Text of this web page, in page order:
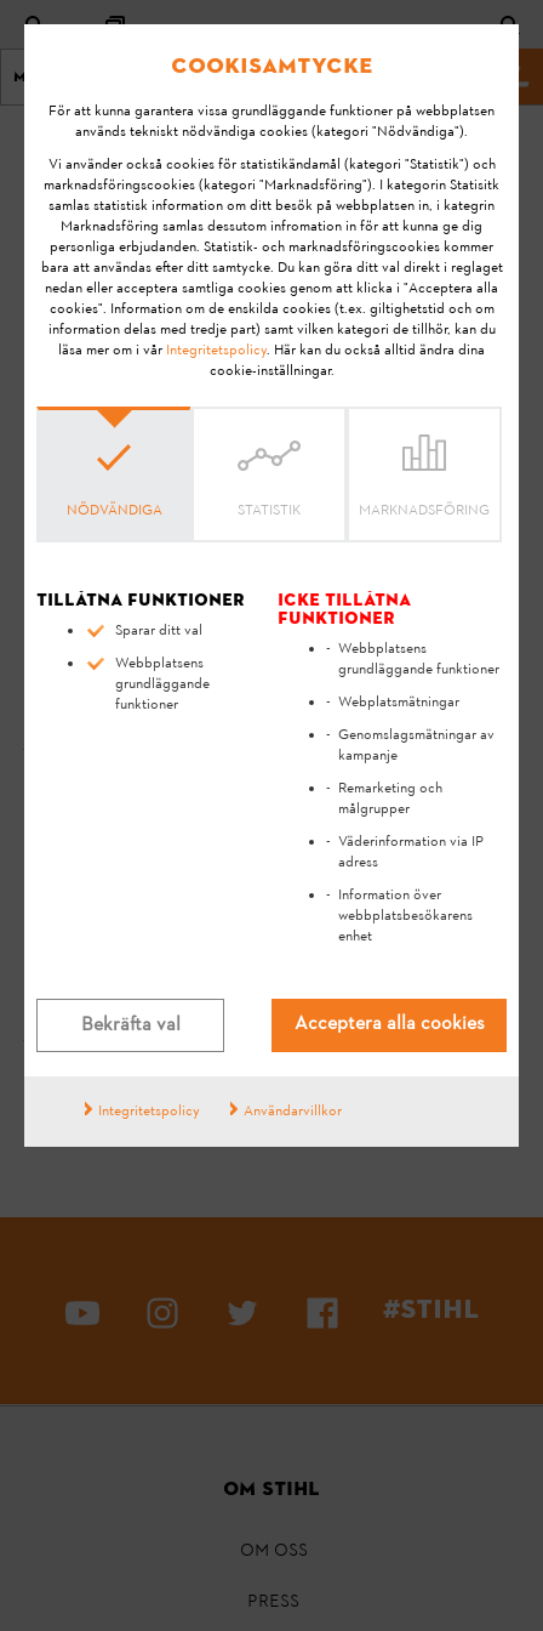
Meny Hemsida
iMOW®
Vanliga frågor om STIHL
iMOW® RMI
robotgräsklippare
Välj den iMOW®-modell som din fråga gäller eller
behöver du en manual?
STIHL iMOW® EVO
#STIHL
Om STIHL
OM OSS
PRESS
Cookisamtycke
För att kunna garantera vissa grundläggande funktioner på webbplatsen
används tekniskt nödvändiga cookies (kategori "Nödvändiga").
Vi använder också cookies för statistikändamål (kategori "Statistik") och
marknadsföringscookies (kategori "Marknadsföring"). I kategorin Statisitk
samlas statistisk information om ditt besök på webbplatsen in, i kategrin
Marknadsföring samlas dessutom infromation in för att kunna ge dig
personliga erbjudanden. Statistik- och marknadsföringscookies kommer
bara att användas efter ditt samtycke. Du kan göra ditt val direkt i reglaget
nedan eller acceptera samtliga cookies genom att klicka i "Acceptera alla
cookies". Information om de enskilda cookies (t.ex. giltighetstid och om
information delas med tredje part) samt vilken kategori de tillhör, kan du
läsa mer om i vår Integritetspolicy. Här kan du också alltid ändra dina
cookie-inställningar.
NÖDVÄNDIGA STATISTIK MARKNADSFÖRING
Tillåtna funktioner
Sparar ditt val
Webbplatsens
grundläggande
funktioner
Icke tillåtna
funktioner
Webbplatsens
grundläggande funktioner
Webplatsmätningar
Genomslagsmätningar av
kampanje
Remarketing och
målgrupper
Väderinformation via IP
adress
Information över
webbplatsbesökarens
enhet
Bekräfta val Acceptera alla cookies
Integritetspolicy Användarvillkor